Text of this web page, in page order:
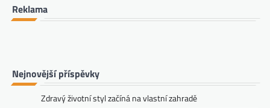
Reklama
Nejnovější příspěvky
Zdravý životní styl začíná na vlastní zahradě